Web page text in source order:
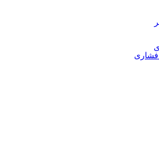
فشاری